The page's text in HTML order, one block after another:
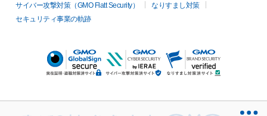
サイバー攻撃対策（GMO Flatt Security）
なりすまし対策
セキュリティ事業の軌跡